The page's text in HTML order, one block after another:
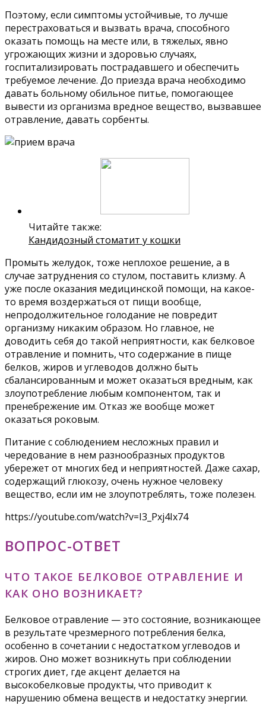
Поэтому, если симптомы устойчивые, то лучше
перестраховаться и вызвать врача, способного
оказать помощь на месте или, в тяжелых, явно
угрожающих жизни и здоровью случаях,
госпитализировать пострадавшего и обеспечить
требуемое лечение. До приезда врача необходимо
давать больному обильное питье, помогающее
вывести из организма вредное вещество, вызвавшее
отравление, давать сорбенты.
Читайте также:
Кандидозный стоматит у кошки
Промыть желудок, тоже неплохое решение, а в
случае затруднения со стулом, поставить клизму. А
уже после оказания медицинской помощи, на какое-
то время воздержаться от пищи вообще,
непродолжительное голодание не повредит
организму никаким образом. Но главное, не
доводить себя до такой неприятности, как белковое
отравление и помнить, что содержание в пище
белков, жиров и углеводов должно быть
сбалансированным и может оказаться вредным, как
злоупотребление любым компонентом, так и
пренебрежение им. Отказ же вообще может
оказаться роковым.
Питание с соблюдением несложных правил и
чередование в нем разнообразных продуктов
убережет от многих бед и неприятностей. Даже сахар,
содержащий глюкозу, очень нужное человеку
вещество, если им не злоупотреблять, тоже полезен.
https://youtube.com/watch?v=I3_Pxj4Ix74
ВОПРОС-ОТВЕТ
ЧТО ТАКОЕ БЕЛКОВОЕ ОТРАВЛЕНИЕ И
КАК ОНО ВОЗНИКАЕТ?
Белковое отравление — это состояние, возникающее
в результате чрезмерного потребления белка,
особенно в сочетании с недостатком углеводов и
жиров. Оно может возникнуть при соблюдении
строгих диет, где акцент делается на
высокобелковые продукты, что приводит к
нарушению обмена веществ и недостатку энергии.